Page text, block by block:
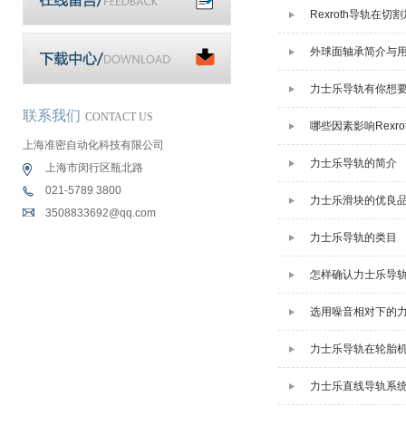
联系我们 CONTACT US
上海准密自动化科技有限公司
上海市闵行区瓶北路
021-5789 3800
3508833692@qq.com
Rexroth导轨在切
外球面轴承简介与
力士乐导轨有你想
哪些因素影响
力士乐导轨的简介
力士乐滑块的优良
力士乐导轨的类目
怎样确认力士乐导
选用噪音相对下的
力士乐导轨在轮胎
力士乐直线导轨系